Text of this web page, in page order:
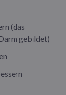
(das
gebildet)